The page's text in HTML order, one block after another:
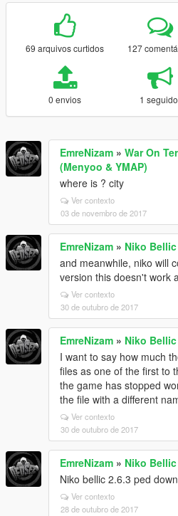
69 arquivos curtidos 127
0 envios 1
EmreNizam » War On
(Menyoo & YMAP)
where is ? city
Ver contexto
03 de novembro de 2017
EmreNizam » Niko Bellic
and meanwhile, niko will
version this doesn't work
Ver contexto
30 de outubro de 2017
EmreNizam » Niko Bellic
I want to say how much
files as one of the first to
the game has stopped
the file with a different
Ver contexto
30 de outubro de 2017
EmreNizam » Niko Bellic
Niko bellic 2.6.3 ped
Ver contexto
28 de outubro de 2017